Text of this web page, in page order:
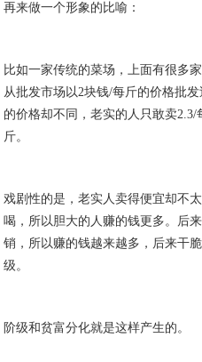
再来做一个形象的比喻：
比如一家传统的菜场，上面有很多
从批发市场以2块钱/每斤的价格批
的价格却不同，老实的人只敢卖
斤。
戏剧性的是，老实人卖得便宜却不
喝，所以胆大的人赚的钱更多。后
销，所以赚的钱越来越多，后来干
级。
阶级和贫富分化就是这样产生的。